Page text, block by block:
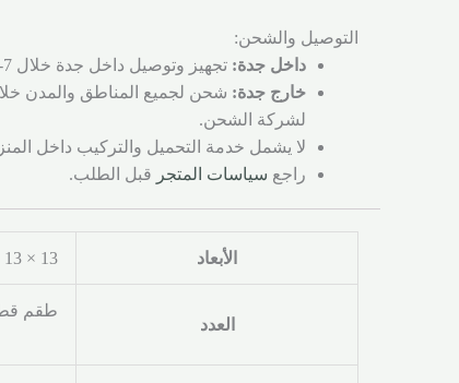
التوصيل والشحن:
داخل جدة: تجهيز وتوصيل داخل جدة خلال 7-14 يوم عمل.
خارج جدة:
لشركة الشحن.
لا يشمل خدمة التحميل والتركيب داخل
راجع سياسات المتجر قبل الطلب.
الأبعاد 13 × 13 × 100 سنتيميتر
العدد
طقم